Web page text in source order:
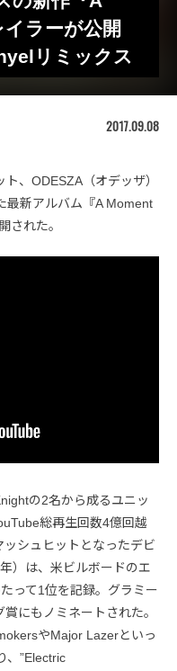
イラーが公開
リミックス
2017.09.08
、ODESZA（オデッザ）
最新アルバム『A Moment
された。
の2名から成るユニッ
総再生回数4億回越
シュヒットとなったデビ
）は、米ビルボードのエ
って1位を記録。グラミー
にもノミネートされた。
やMajor Lazerといっ
、”Electric